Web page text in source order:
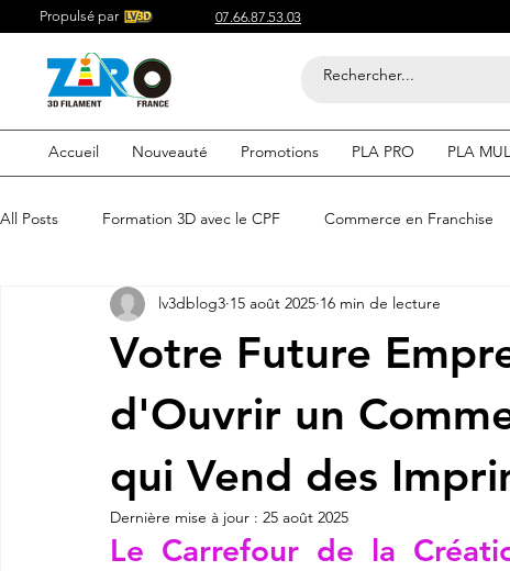
Propulsé par 07.66.87.53.03
Accueil Nouveauté Promotions PLA PRO PLA
All Posts Formation 3D avec le CPF Commerce en Franchise
Acheter du Filament 3D pour Compétitif du Filament 3D
Filaments 3D PLA Acheter du Filament 3D
etre visible sur google Comment etre visible sur google
Votre Future
d'Ouvrir un
qui Vend des
lv3dblog3 15 août 2025 16 min de lecture
Dernière mise à jour : 25 août 2025
Le Carrefour de la